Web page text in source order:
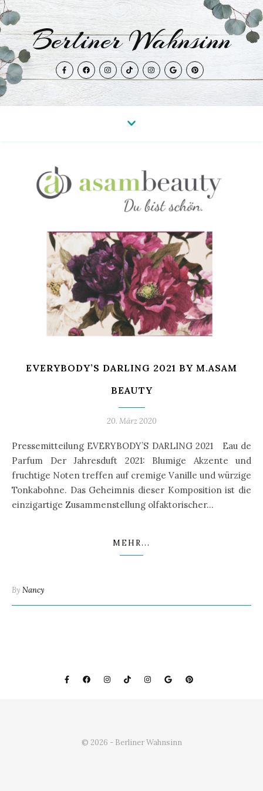
Berliner Wahnsinn
EVERYBODY’S DARLING 2021 BY M.ASAM
BEAUTY
20. März 2020
Pressemitteilung EVERYBODY’S DARLING 2021 Eau de
Parfum Der Jahresduft 2021: Blumige Akzente und
fruchtige Noten treffen auf cremige Vanille und würzige
Tonkabohne. Das Geheimnis dieser Komposition ist die
einzigartige Zusammenstellung olfaktorischer…
MEHR...
By Nancy
© 2026 - Berliner Wahnsinn